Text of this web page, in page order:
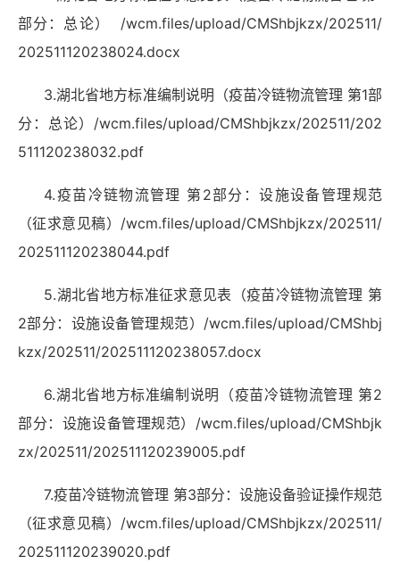
部分：总论）
/wcm.files/upload/CMShbjkzx/202511/
202511120238024.docx
3.湖北省地方标准编制说明（疫苗冷链物流管理 第1部
分：总论） /wcm.files/upload/CMShbjkzx/202511/202
511120238032.pdf
4.疫苗冷链物流管理 第2部分：设施设备管理规范
（征求意见稿） /wcm.files/upload/CMShbjkzx/202511/
202511120238044.pdf
5.湖北省地方标准征求意见表（疫苗冷链物流管理 第
2部分：设施设备管理规范） /wcm.files/upload/CMShbj
kzx/202511/202511120238057.docx
6.湖北省地方标准编制说明（疫苗冷链物流管理 第2
部分：设施设备管理规范） /wcm.files/upload/CMShbjk
zx/202511/202511120239005.pdf
7.疫苗冷链物流管理 第3部分：设施设备验证操作规范
（征求意见稿） /wcm.files/upload/CMShbjkzx/202511/
202511120239020.pdf